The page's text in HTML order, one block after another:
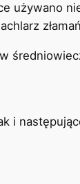
używano
w
i